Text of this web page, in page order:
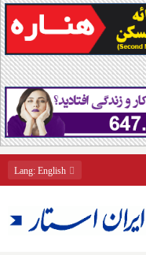
Lang: English